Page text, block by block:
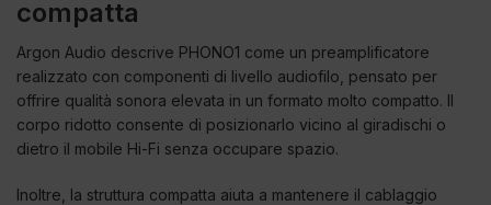
compatta
Argon Audio descrive PHONO1 come un preamplificatore
realizzato con componenti di livello audiofilo, pensato per
offrire qualità sonora elevata in un formato molto compatto. Il
corpo ridotto consente di posizionarlo vicino al giradischi o
dietro il mobile Hi-Fi senza occupare spazio.
Inoltre, la struttura compatta aiuta a mantenere il cablaggio